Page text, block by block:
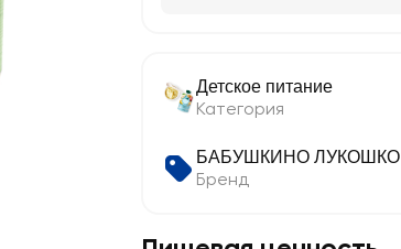
Детское питание
Категория
БАБУШКИНО ЛУКОШКО
Бренд